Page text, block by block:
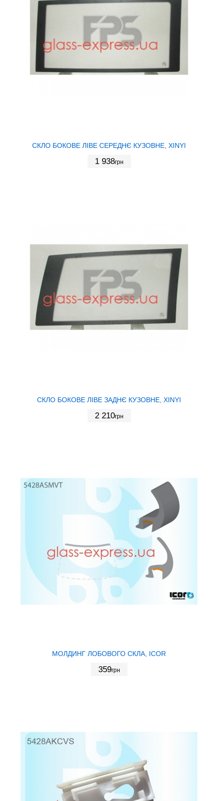
СКЛО БОКОВЕ ЛІВЕ СЕРЕДНЄ КУЗОВНЕ, XINYI
1 938грн
СКЛО БОКОВЕ ЛІВЕ ЗАДНЄ КУЗОВНЕ, XINYI
2 210грн
МОЛДИНГ ЛОБОВОГО СКЛА, ICOR
359грн